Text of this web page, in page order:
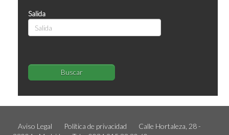
Salida
Buscar
Aviso Legal Política de privacidad
Calle Hortaleza, 28 -